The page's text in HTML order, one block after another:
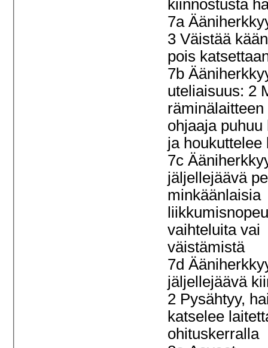
kiinnostusta
7a
3 Väistää
pois
7b
uteliaisuus: 2
räminälaitteen
ohjaaja
ja
7c
jäljellejäävä
minkäänlaisia
vaihteluita vai
väistämistä
7d
jäljellejäävä
2 Pysähtyy,
katselee
ohituskerralla